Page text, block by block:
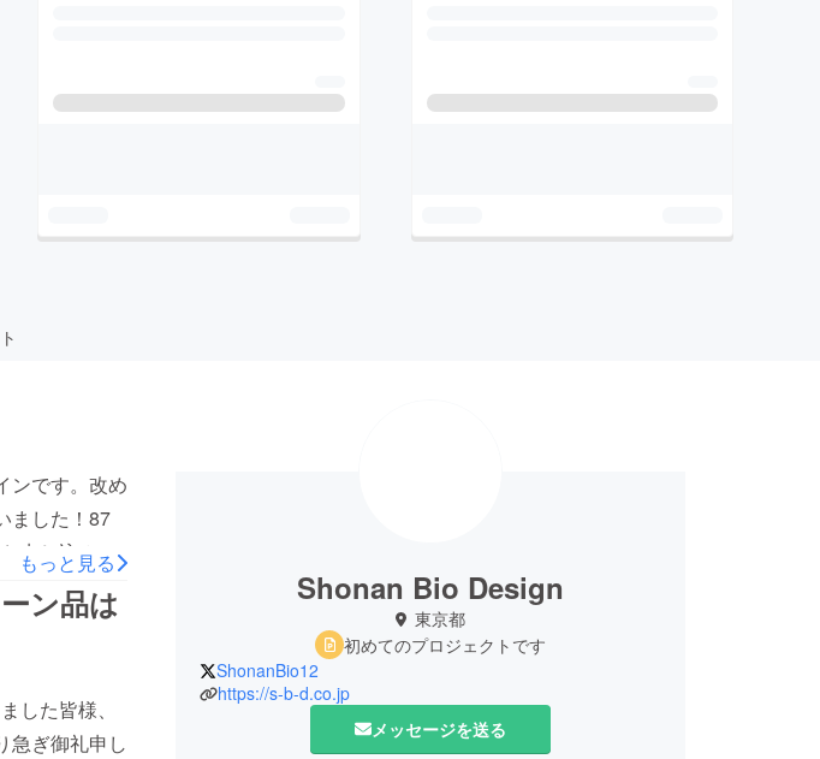
ンです。改め
ました！87
申し込み頂
お待ち頂け
元、活動を
今後とも宜
もっと見る
ン品は
した皆様、
急ぎ御礼申し
Shonan Bio Design
東京都
初めてのプロジェクトです
ShonanBio12
https://s-b-d.co.jp
メッセージを送る